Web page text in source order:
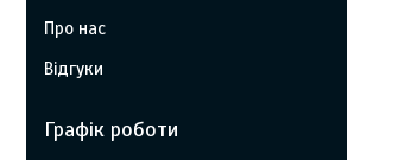
Про нас
Відгуки
Графік роботи